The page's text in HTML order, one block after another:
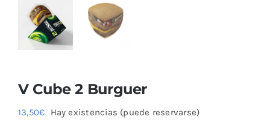
V Cube 2 Burguer
13,50€ Hay existencias (puede reservarse)